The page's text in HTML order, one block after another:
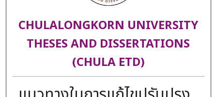
CHULALONGKORN UNIVERSITY
THESES AND DISSERTATIONS
(CHULA ETD)